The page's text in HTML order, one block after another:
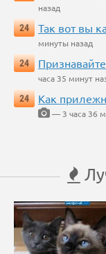
назад
24
Так вот вы
минуты назад
24
часа 35 минут
24
Как
— 3 часа 36